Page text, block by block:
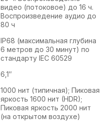
видео (потоковое) до 16 ч.
Воспроизведение аудио до
80 ч
IP68 (максимальная глубина
6 метров до 30 минут) по
стандарту IEC 60529
6,1″
1000 нит (типичная); Пиковая
яркость 1600 нит (HDR);
Пиковая яркость 2000 нит
(на открытом воздухе)